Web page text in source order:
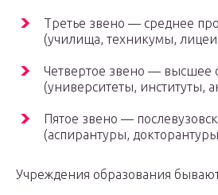
Третье звено — среднее
(училища, техникумы,
Четвертое звено — высшее
(университеты, институты,
Пятое звено —
(аспирантуры,
Учреждения образования